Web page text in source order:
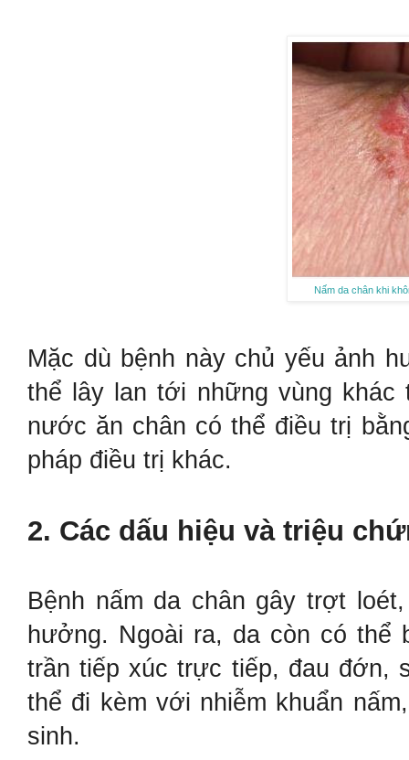
Nấm da chân khi
Mặc dù bệnh này chủ yếu ảnh
thể lây lan tới những vùng khác
nước ăn chân có thể điều trị
pháp điều trị khác.
2. Các dấu hiệu và triệu
Bệnh nấm da chân gây trợt
hưởng. Ngoài ra, da còn có thể
trần tiếp xúc trực tiếp, đau đớn,
thể đi kèm với nhiễm khuẩn
sinh.